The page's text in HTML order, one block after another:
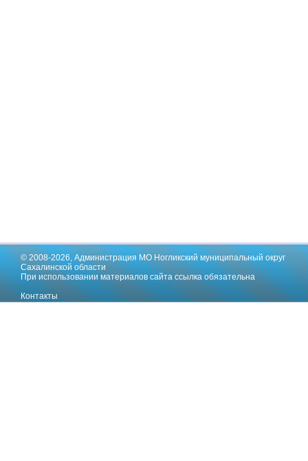
© 2008-2026,Администрация МО Ногликский муниципальный округ
Сахалинской области
При использовании материалов сайта ссылка обязательна
Контакты